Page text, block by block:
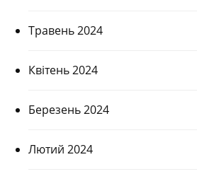
Травень 2024
Квітень 2024
Березень 2024
Лютий 2024